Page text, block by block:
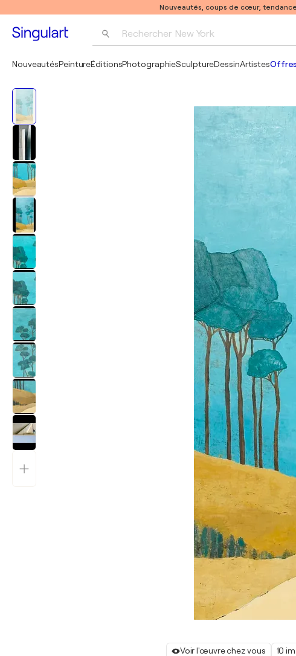
Nouveautés, coups de cœur,
Rechercher New York
Pablo Picasso
NouveautésPeintureÉditionsPhotographieSculptureDessinArtistes
Voir l'œuvre chez vous 10